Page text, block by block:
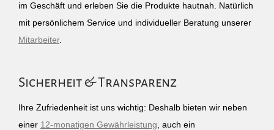
im Geschäft und erleben Sie die Produkte hautnah. Natürlich
mit persönlichem Service und individueller Beratung unserer
Mitarbeiter.
Sicherheit & Transparenz
Ihre Zufriedenheit ist uns wichtig: Deshalb bieten wir neben
einer 12-monatigen Gewährleistung , auch ein